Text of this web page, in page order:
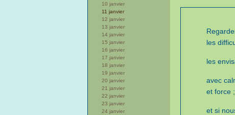
10 janvier
11 janvier
12 janvier
13 janvier
14 janvier
15 janvier
16 janvier
17 janvier
18 janvier
19 janvier
20 janvier
21 janvier
22 janvier
23 janvier
24 janvier
les
les
avec
et force ;
et si